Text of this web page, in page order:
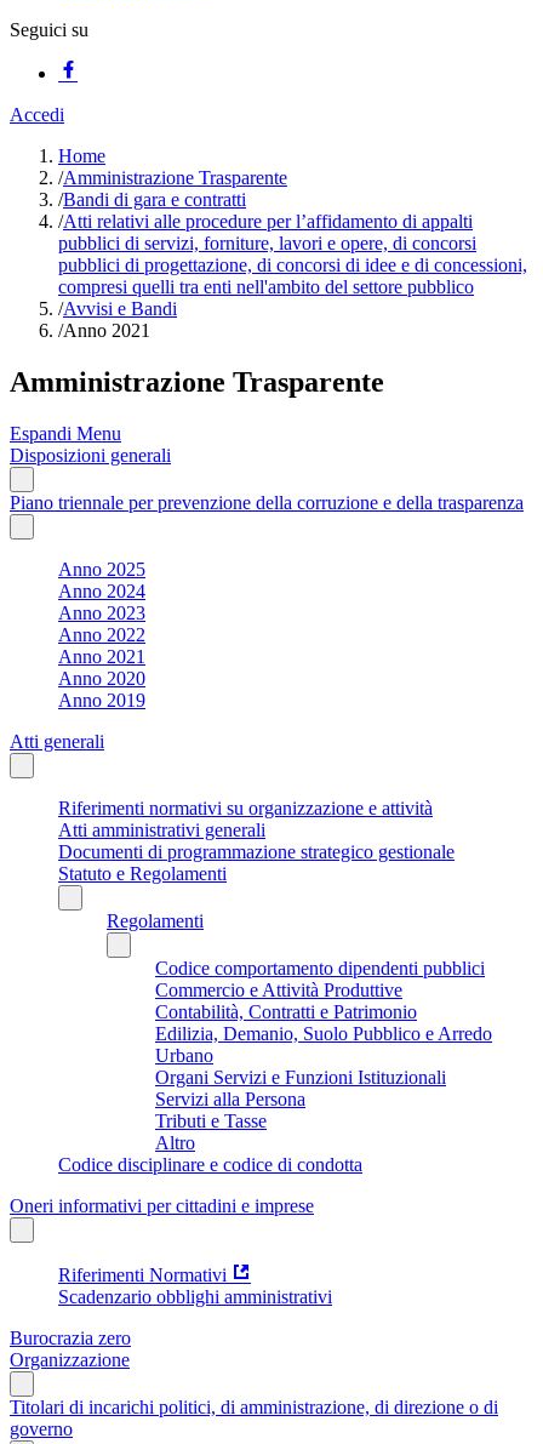
Seguici su
Accedi
Home
/Amministrazione Trasparente
/Bandi di gara e contratti
/Atti relativi alle procedure per l’affidamento di appalti
pubblici di servizi, forniture, lavori e opere, di concorsi
pubblici di progettazione, di concorsi di idee e di concessioni,
compresi quelli tra enti nell'ambito del settore pubblico
/Avvisi e Bandi
/Anno 2021
Amministrazione Trasparente
Espandi Menu
Disposizioni generali
Piano triennale per prevenzione della corruzione e della trasparenza
Anno 2025
Anno 2024
Anno 2023
Anno 2022
Anno 2021
Anno 2020
Anno 2019
Atti generali
Riferimenti normativi su organizzazione e attività
Atti amministrativi generali
Documenti di programmazione strategico gestionale
Statuto e Regolamenti
Regolamenti
Codice comportamento dipendenti pubblici
Commercio e Attività Produttive
Contabilità, Contratti e Patrimonio
Edilizia, Demanio, Suolo Pubblico e Arredo
Urbano
Organi Servizi e Funzioni Istituzionali
Servizi alla Persona
Tributi e Tasse
Altro
Codice disciplinare e codice di condotta
Oneri informativi per cittadini e imprese
Riferimenti Normativi
Scadenzario obblighi amministrativi
Burocrazia zero
Organizzazione
Titolari di incarichi politici, di amministrazione, di direzione o di
governo